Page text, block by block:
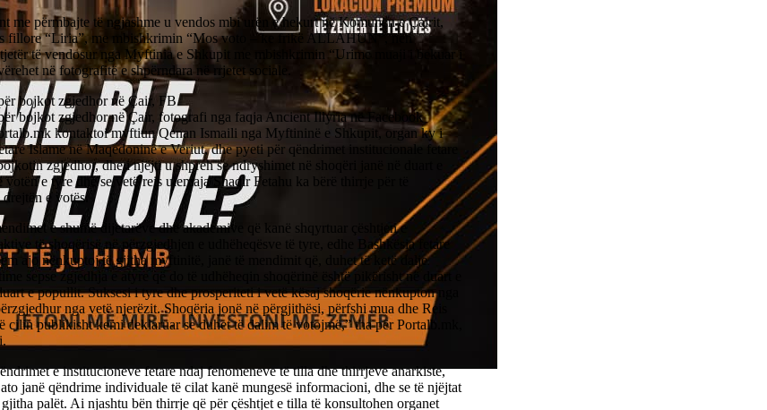
me përmbajte të ngjashme u vendos mbi urën e hekurt në Komunën e Çairit,
fillore “Liria”, me mbishkrimin “Mos voto – ke frikë ALLAHUN”, nën
të vendosur nga Myftinia e Shkupit me mbishkrimin “Urime muaji i bekuar i
në fotografitë e shpërndara në rrjetet sociale.
bojkot zgjedhor në Çair, FB
bojkot zgjedhor në Çair, fotografi nga faqja Ancient Illyria në Facebook
kontaktoi myftiun Qenan Ismaili nga Myftininë e Shkupit, organ ky i
Islame në Maqedoninë e Veriut, dhe pyeti për qëndrimet institucionale fetare
zgjedhor, dhe i njëjti u shpreh se ndryshimet në shoqëri janë në duart e
votën e tyre dhe se vetë reis ulemaja Shaqir Fetahu ka bërë thirrje për të
e votës.
e shumë dijetarëve dhe akademive që kanë shqyrtuar çështjen e
të shoqërisë në përzgjedhjen e udhëheqësve të tyre, edhe Bashkësia fetare
ajo nënkuptoj të gjitha myftinitë, janë të mendimit që, duhet të ketë dalje
sepse zgjedhja e atyre që do të udhëheqin shoqërinë është pikërisht në duart e
e popullit. Suksesi i tyre dhe prosperiteti i vetë kësaj shoqërie nënkupton nga
nga vetë njerëzit. Shoqëria jonë në përgjithësi, përfshi mua dhe Reis
cilin publikisht kemi deklaruar se duhet të dalim të votojmë,” tha për Portalb.mk,
e institucioneve fetare ndaj fenomeneve të tilla dhe thirrjeve anarkiste,
janë qëndrime individuale të cilat kanë mungesë informacioni, dhe se të njëjtat
palët. Ai njashtu bën thirrje që për çështjet e tilla të konsultohen organet